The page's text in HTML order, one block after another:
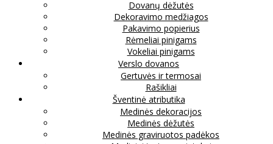
Dovanų dėžutės
Dekoravimo medžiagos
Pakavimo popierius
Rėmeliai pinigams
Vokeliai pinigams
Verslo dovanos
Gertuvės ir termosai
Rašikliai
Šventinė atributika
Medinės dekoracijos
Medinės dėžutės
Medinės graviruotos padėkos